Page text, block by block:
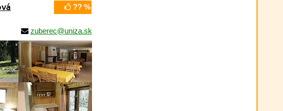
?? %
zuberec@uniza.sk